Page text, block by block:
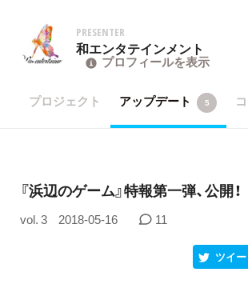
PRESENTER
和エンタテインメント
プロフィールを表示
プロジェクト アップデート 5
『浜辺のゲーム』特報第一弾、公開！
vol. 3 2018-05-16 11
ツイー